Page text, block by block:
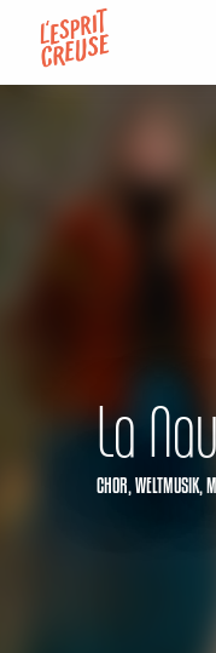
contenu
La
CHOR, WELTMUSIK,